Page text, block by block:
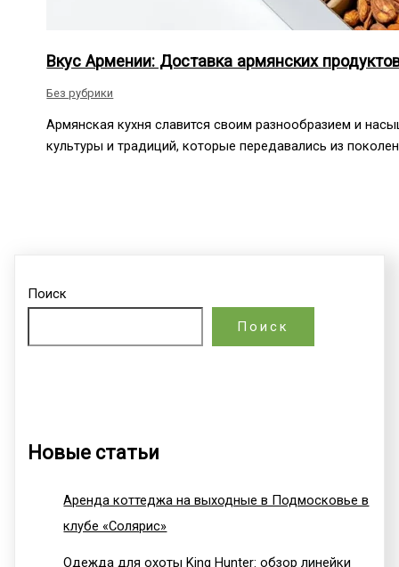
Вкус Армении: Доставка армянских
Без рубрики
Армянская кухня славится своим разнообразием и
культуры и традиций, которые передавались из
Поиск
Поиск
Новые статьи
Аренда коттеджа на выходные в Подмосковье в
клубе «Солярис»
Одежда для охоты King Hunter: обзор линейки